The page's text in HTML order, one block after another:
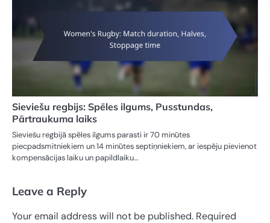
Sieviešu regbijs: Spēles ilgums, Pusstundas,
Pārtraukuma laiks
Sieviešu regbijā spēles ilgums parasti ir 70 minūtes
piecpadsmitniekiem un 14 minūtes septiņniekiem, ar iespēju pievienot
kompensācijas laiku un papildlaiku…
Leave a Reply
Your email address will not be published. Required